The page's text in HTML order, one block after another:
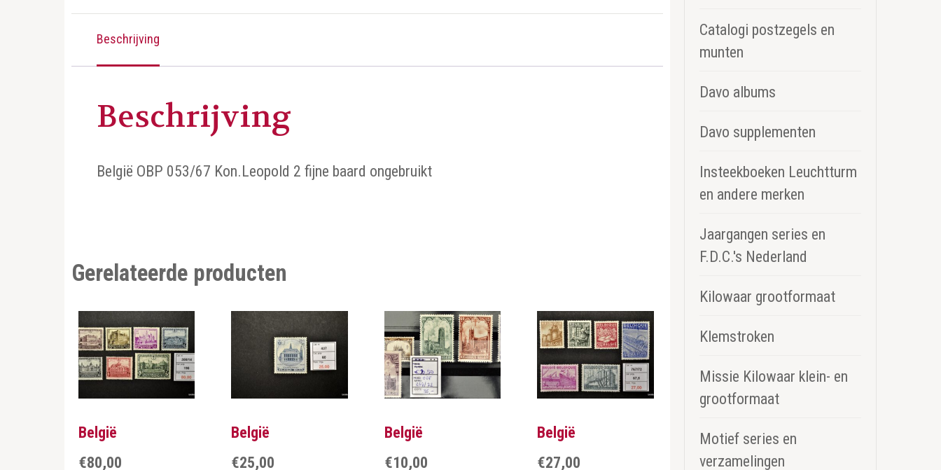
Beschrijving
Beschrijving
België OBP 053/67 Kon.Leopold 2 fijne baard ongebruikt
Gerelateerde producten
België
€80,00
België
€25,00
België
€10,00
België
€27,00
Catalogi postzegels en
munten
Davo albums
Davo supplementen
Insteekboeken Leuchtturm
en andere merken
Jaargangen series en
F.D.C.'s Nederland
Kilowaar grootformaat
Klemstroken
Missie Kilowaar klein- en
grootformaat
Motief series en
verzamelingen